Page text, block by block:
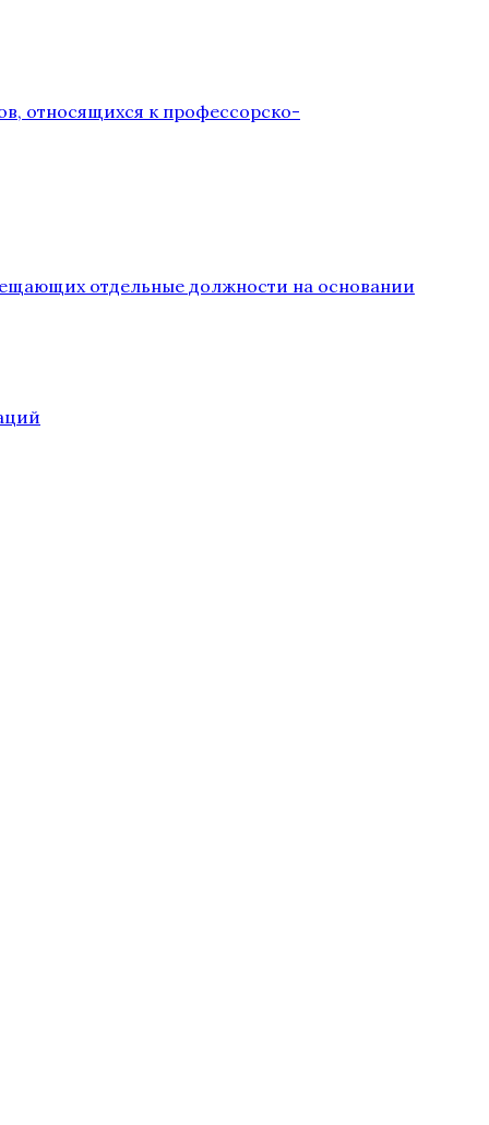
относящихся к профессорско-
отдельные должности на основании